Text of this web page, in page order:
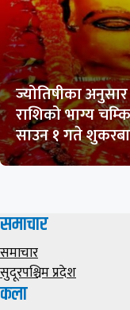
ज्योतिषीका
राशिको भाग्य
साउन १ गते
समाचार
समाचार
सुदूरपश्चिम प्रदेश
कला